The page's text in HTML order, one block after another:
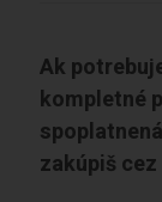
Ak
kompletné
zakúpiš